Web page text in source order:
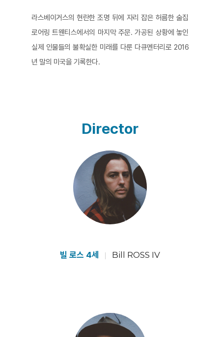
라스베이거스의 현란한 조명 뒤에 자리 잡은 허름한 술집
로어링 트웬티스에서의 마지막 주문. 가공된 상황에 놓인
실제 인물들의 불확실한 미래를 다룬 다큐멘터리로 2016
년 말의 미국을 기록한다.​
Director
빌 로스 4세 Bill ROSS IV